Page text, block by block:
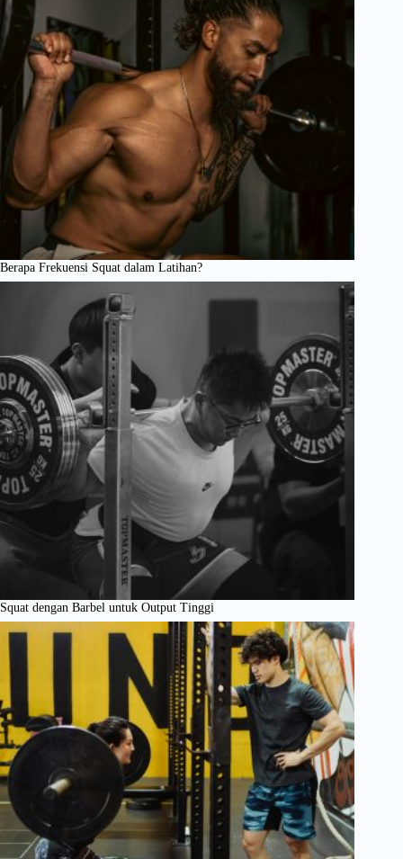
Berapa Frekuensi Squat dalam Latihan?
Squat dengan Barbel untuk Output Tinggi